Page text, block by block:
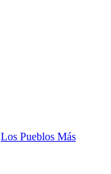
Los Pueblos Más